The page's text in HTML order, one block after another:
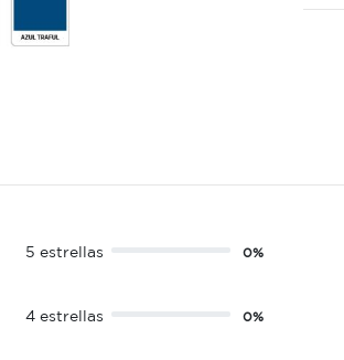
5 estrellas 0%
4 estrellas 0%